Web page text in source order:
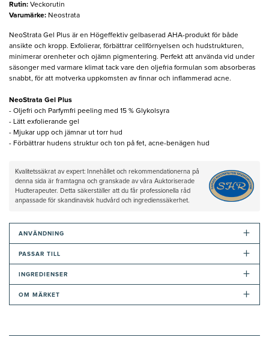
Rutin: Veckorutin
Varumärke: Neostrata
NeoStrata Gel Plus är en Högeffektiv gelbaserad AHA-produkt för både
ansikte och kropp. Exfolierar, förbättrar cellförnyelsen och hudstrukturen,
minimerar orenheter och ojämn pigmentering. Perfekt att använda vid under
säsonger med varmare klimat tack vare den oljefria formulan som absorberas
snabbt, för att motverka uppkomsten av finnar och inflammerad acne.
NeoStrata Gel Plus
- Oljefri och Parfymfri peeling med 15 % Glykolsyra
- Lätt exfolierande gel
- Mjukar upp och jämnar ut torr hud
- Förbättrar hudens struktur och ton på fet, acne-benägen hud
Kvalitetssäkrat av expert: Innehållet och rekommendationerna på
denna sida är framtagna och granskade av våra Auktoriserade
Hudterapeuter. Detta säkerställer att du får professionella råd
anpassade för skandinavisk hudvård och ingredienssäkerhet.
ANVÄNDNING +
PASSAR TILL +
INGREDIENSER +
OM MÄRKET +